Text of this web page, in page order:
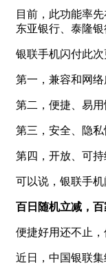
目前，此功能率
东亚银行、泰隆
银联手机闪付此
第一，兼容和网
第二，便捷、易
第三，安全、隐
第四，开放、可
可以说，银联手
百日随机立减，
便捷好用还不止
近日，中国银联